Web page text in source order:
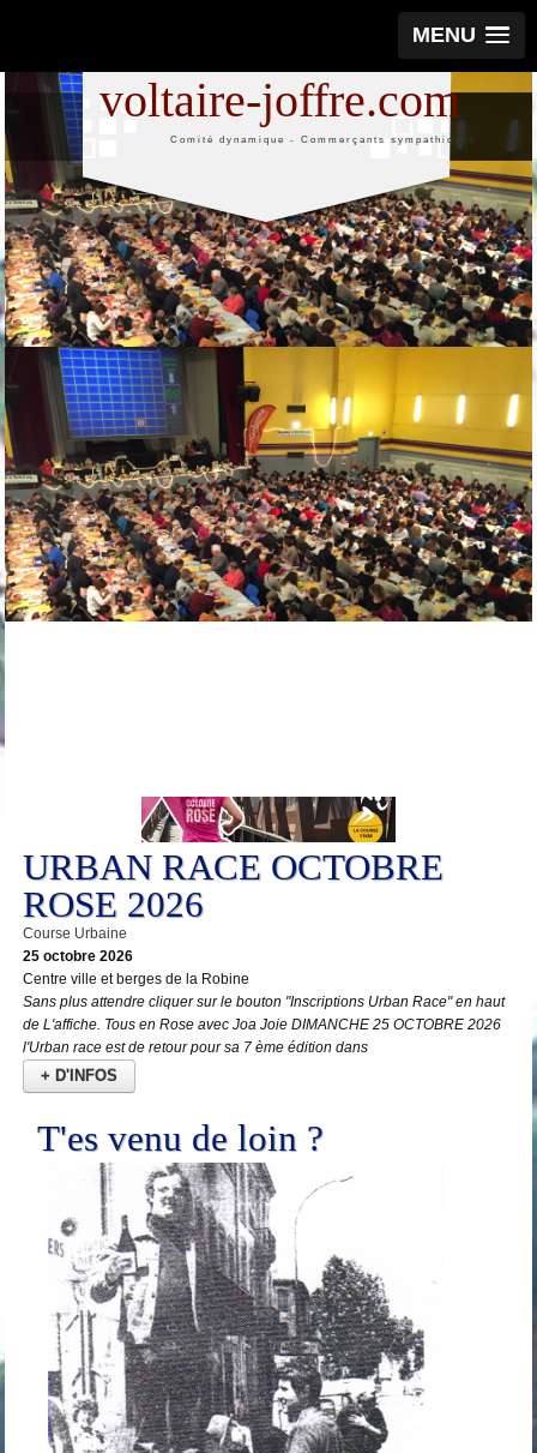
MENU
voltaire-joffre.com
Comité dynamique - Commerçants sympathiques
URBAN RACE OCTOBRE
ROSE 2026
Course Urbaine
25 octobre 2026
Centre ville et berges de la Robine
Sans plus attendre cliquer sur le bouton "Inscriptions Urban Race" en haut
de L'affiche. Tous en Rose avec Joa Joie DIMANCHE 25 OCTOBRE 2026
l'Urban race est de retour pour sa 7 ème édition dans
+ D'INFOS
T'es venu de loin ?